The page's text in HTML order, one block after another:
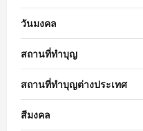
วันมงคล
สถานที่ทำบุญ
สถานที่ทำบุญต่างประเทศ
สีมงคล